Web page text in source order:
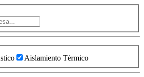
Aislamiento Térmico